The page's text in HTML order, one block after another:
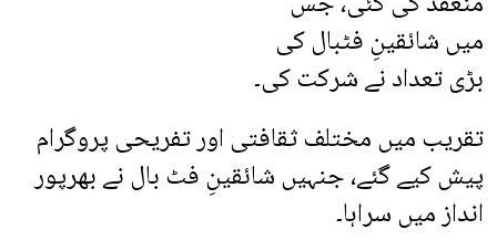
میں شائقینِ فٹبال کی
بڑی تعداد نے شرکت کی۔
تقریب میں مختلف ثقافتی اور تفریحی پروگرام
پیش کیے گئے، جنہیں شائقینِ فٹ بال نے بھرپور
انداز میں سراہا۔